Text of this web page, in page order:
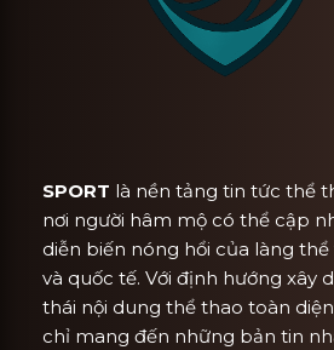
SPORT là nền tảng tin tức thể
nơi người hâm mộ có thể cập
diễn biến nóng hổi của làng
và quốc tế. Với định hướng xây
thái nội dung thể thao toàn
chỉ mang đến những bản tin